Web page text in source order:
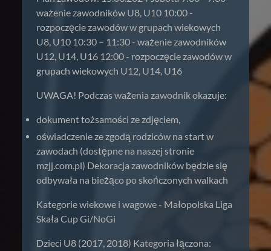
ważenie zawodników U8, U10 10:00 -
rozpoczęcie zawodów w grupach wiekowych
U8, U10 10:30 – 11:30 - ważenie zawodników
U12, U14, U16 12:00 - rozpoczęcie zawodów w
grupach wiekowych U12, U14, U16
UWAGA! Podczas ważenia zawodnik okazuje:
dokument tożsamości ze zdjęciem,
oświadczenie ze zgodą rodziców na start w
zawodach (dostępne na naszej stronie
mzjj.com.pl) Dekoracja zawodników będzie się
odbywała na bieżąco po skończonych walkach
Kategorie wiekowe i wagowe - Małopolska Liga
Skała Cup Gi/NoGi
Dzieci U8 (2017, 2018) Kategoria łączona: